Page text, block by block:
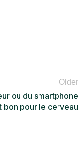
Older
ou du smartphone
bon pour le cerveau